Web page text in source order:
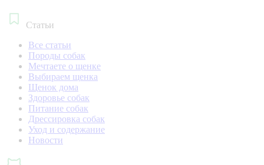
Статьи
Все статьи
Породы собак
Мечтаете о щенке
Выбираем щенка
Щенок дома
Здоровье собак
Питание собак
Дрессировка собак
Уход и содержание
Новости